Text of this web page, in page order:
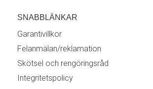
SNABBLÄNKAR
Garantivillkor
Felanmälan/reklamation
Skötsel och rengöringsråd
Integritetspolicy